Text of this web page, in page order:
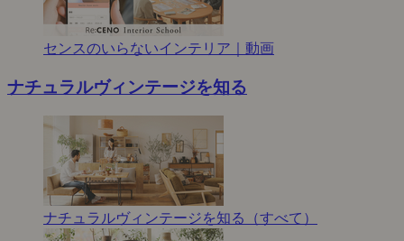
センスのいらないインテリア｜動画
ナチュラルヴィンテージを知る
ナチュラルヴィンテージを知る（すべて）